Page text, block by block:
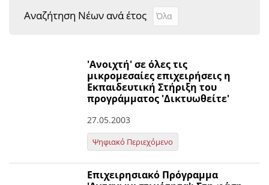
Αναζήτηση Νέων ανά έτος Αναζήτηση Νέων ανά
Year
'Ανοιχτή' σε όλες τις
μικρομεσαίες επιχειρήσεις η
Εκπαιδευτική Στήριξη του
προγράμματος 'Δικτυωθείτε'
27.05.2003
Ψηφιακό Περιεχόμενο
Επιχειρησιακό Πρόγραμμα